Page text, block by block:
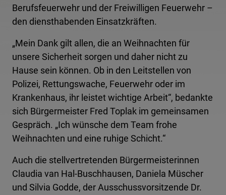
Berufsfeuerwehr und der Freiwilligen Feuerwehr –
den diensthabenden Einsatzkräften.
„Mein Dank gilt allen, die an Weihnachten für
unsere Sicherheit sorgen und daher nicht zu
Hause sein können. Ob in den Leitstellen von
Polizei, Rettungswache, Feuerwehr oder im
Krankenhaus, ihr leistet wichtige Arbeit“, bedankte
sich Bürgermeister Fred Toplak im gemeinsamen
Gespräch. „Ich wünsche dem Team frohe
Weihnachten und eine ruhige Schicht.“
Auch die stellvertretenden Bürgermeisterinnen
Claudia van Hal-Buschhausen, Daniela Müscher
und Silvia Godde, der Ausschussvorsitzende Dr.